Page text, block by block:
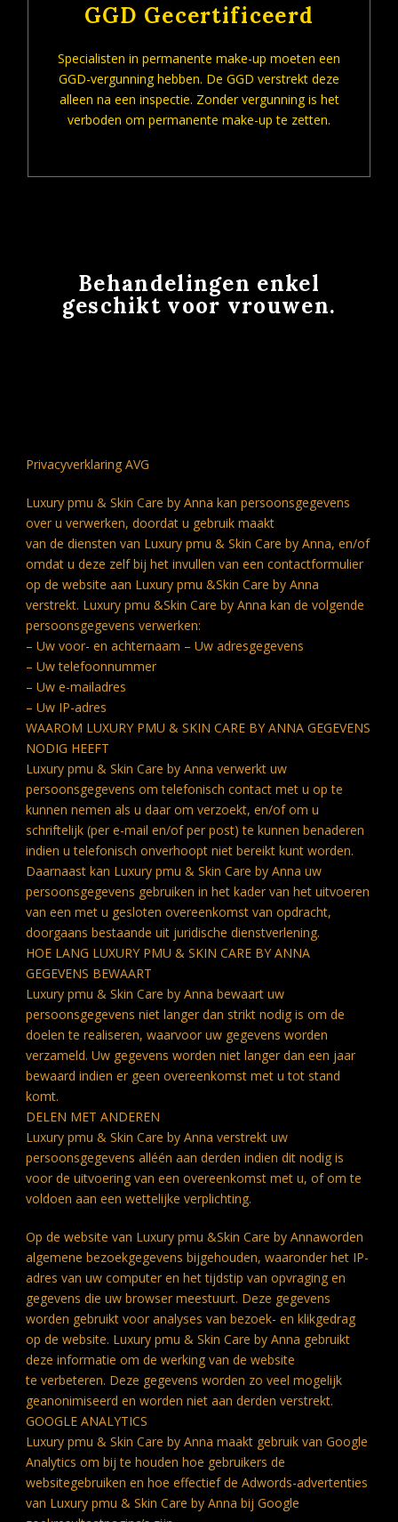
GGD Gecertificeerd
Specialisten in permanente make-up moeten een
GGD-vergunning hebben. De GGD verstrekt deze
alleen na een inspectie. Zonder vergunning is het
verboden om permanente make-up te zetten.
Behandelingen enkel
geschikt voor vrouwen.
Privacyverklaring AVG
Luxury pmu & Skin Care by Anna kan persoonsgegevens
over u verwerken, doordat u gebruik maakt
van de diensten van Luxury pmu & Skin Care by Anna, en/of
omdat u deze zelf bij het invullen van een contactformulier
op de website aan Luxury pmu &Skin Care by Anna
verstrekt. Luxury pmu &Skin Care by Anna kan de volgende
persoonsgegevens verwerken:
– Uw voor- en achternaam – Uw adresgegevens
– Uw telefoonnummer
– Uw e-mailadres
– Uw IP-adres
WAAROM LUXURY PMU & SKIN CARE BY ANNA GEGEVENS
NODIG HEEFT
Luxury pmu & Skin Care by Anna verwerkt uw
persoonsgegevens om telefonisch contact met u op te
kunnen nemen als u daar om verzoekt, en/of om u
schriftelijk (per e-mail en/of per post) te kunnen benaderen
indien u telefonisch onverhoopt niet bereikt kunt worden.
Daarnaast kan Luxury pmu & Skin Care by Anna uw
persoonsgegevens gebruiken in het kader van het uitvoeren
van een met u gesloten overeenkomst van opdracht,
doorgaans bestaande uit juridische dienstverlening.
HOE LANG LUXURY PMU & SKIN CARE BY ANNA
GEGEVENS BEWAART
Luxury pmu & Skin Care by Anna bewaart uw
persoonsgegevens niet langer dan strikt nodig is om de
doelen te realiseren, waarvoor uw gegevens worden
verzameld. Uw gegevens worden niet langer dan een jaar
bewaard indien er geen overeenkomst met u tot stand
komt.
DELEN MET ANDEREN
Luxury pmu & Skin Care by Anna verstrekt uw
persoonsgegevens alléén aan derden indien dit nodig is
voor de uitvoering van een overeenkomst met u, of om te
voldoen aan een wettelijke verplichting.
Op de website van Luxury pmu &Skin Care by Annaworden
algemene bezoekgegevens bijgehouden, waaronder het IP-
adres van uw computer en het tijdstip van opvraging en
gegevens die uw browser meestuurt. Deze gegevens
worden gebruikt voor analyses van bezoek- en klikgedrag
op de website. Luxury pmu & Skin Care by Anna gebruikt
deze informatie om de werking van de website
te verbeteren. Deze gegevens worden zo veel mogelijk
geanonimiseerd en worden niet aan derden verstrekt.
GOOGLE ANALYTICS
Luxury pmu & Skin Care by Anna maakt gebruik van Google
Analytics om bij te houden hoe gebruikers de
websitegebruiken en hoe effectief de Adwords-advertenties
van Luxury pmu & Skin Care by Anna bij Google